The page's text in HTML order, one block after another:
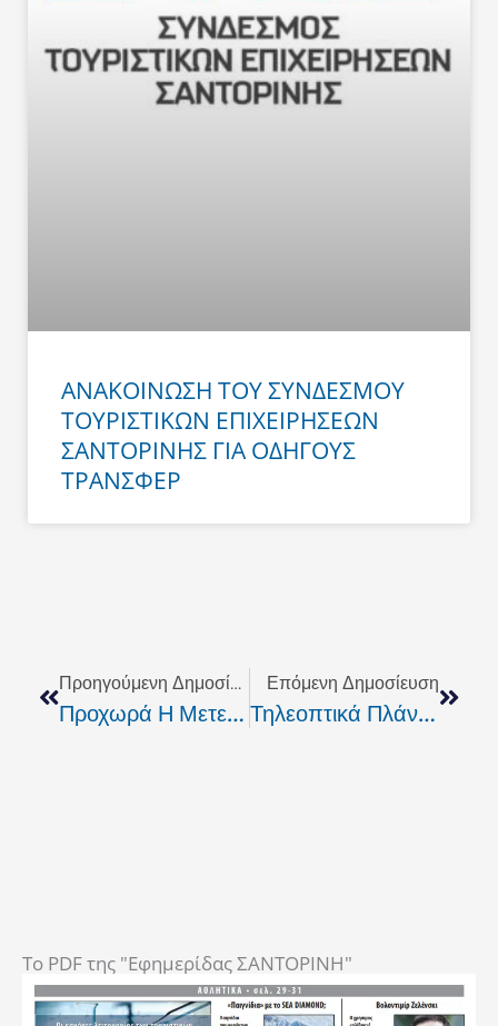
ΑΝΑΚΟΙΝΩΣΗ ΤΟΥ ΣΥΝΔΕΣΜΟΥ
ΤΟΥΡΙΣΤΙΚΩΝ ΕΠΙΧΕΙΡΗΣΕΩΝ
ΣΑΝΤΟΡΙΝΗΣ ΓΙΑ ΟΔΗΓΟΥΣ
ΤΡΑΝΣΦΕΡ
Προηγούμενη Δημοσίευση
Προχωρά Η Μετεγκατάσταση Του Κτιρίου Της Αστυνομικής Διεύθυνσης Ρεθύμνου!
Επόμενη Δημοσίευση
Τηλεοπτικά Πλάνα & Δηλώσεις Από Την Ληστεία Στην Εμπορική Τράπεζα Της Καλλιθέας
To PDF της "Εφημερίδας ΣΑΝΤΟΡΙΝΗ"